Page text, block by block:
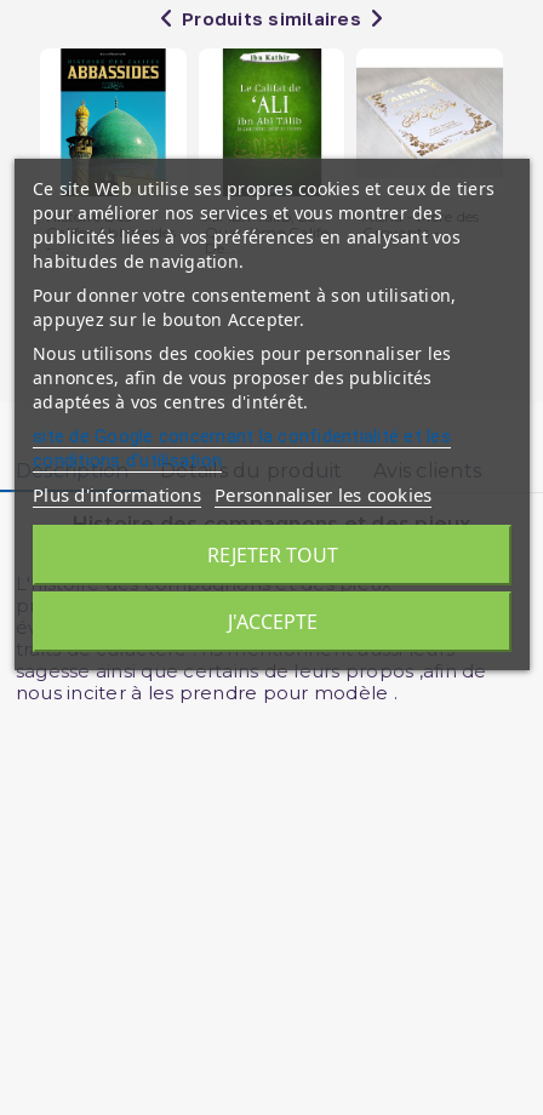
Produits similaires
Histoire Des
Califes Abbassides
-...
Ali Ibn Talib, Le
Quatrième Calife
De...
Aisha - Mère des
Croyants -...
Description Détails du produit
Histoire des compagnons et des pieux
prédecesseurs
L'histoire des compagnons et des pieux-
évoquent leurs vertus ,leurs adorations et leurs bons
traits de caractère . Ils mentionnent aussi leurs
sagesse ainsi que certains de leurs propos ,afin de
nous inciter à les prendre pour modèle .
Ce site Web utilise ses propres cookies et ceux de tiers
pour améliorer nos services et vous montrer des
publicités liées à vos préférences en analysant vos
habitudes de navigation.
Pour donner votre consentement à son utilisation,
appuyez sur le bouton Accepter.
Nous utilisons des cookies pour personnaliser les
annonces, afin de vous proposer des publicités
adaptées à vos centres d'intérêt.
site de Google concernant la confidentialité et les
conditions d'utilisation
Plus d'informations Personnaliser les cookies
REJETER TOUT
J'ACCEPTE